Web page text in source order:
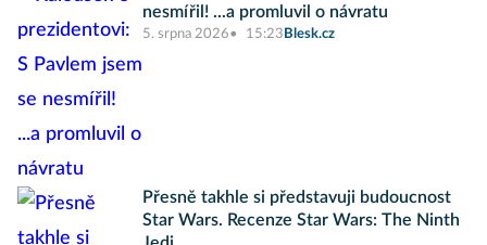
nesmířil! ...a promluvil o návratu
5. srpna 2026 15:23 Blesk.cz
Přesně takhle si představuji budoucnost
Star Wars. Recenze Star Wars: The Ninth